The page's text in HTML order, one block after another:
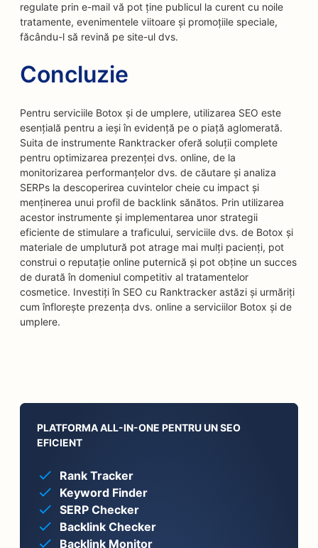
regulate prin e-mail vă pot ține publicul la curent cu noile
tratamente, evenimentele viitoare și promoțiile speciale,
făcându-l să revină pe site-ul dvs.
Concluzie
Pentru serviciile Botox și de umplere, utilizarea SEO este
esențială pentru a ieși în evidență pe o piață aglomerată.
Suita de instrumente Ranktracker oferă soluții complete
pentru optimizarea prezenței dvs. online, de la
monitorizarea performanțelor dvs. de căutare și analiza
SERPs la descoperirea cuvintelor cheie cu impact și
menținerea unui profil de backlink sănătos. Prin utilizarea
acestor instrumente și implementarea unor strategii
eficiente de stimulare a traficului, serviciile dvs. de Botox și
materiale de umplutură pot atrage mai mulți pacienți, pot
construi o reputație online puternică și pot obține un succes
de durată în domeniul competitiv al tratamentelor
cosmetice. Investiți în SEO cu Ranktracker astăzi și urmăriți
cum înflorește prezența dvs. online a serviciilor Botox și de
umplere.
PLATFORMA ALL-IN-ONE PENTRU UN SEO
EFICIENT
Rank Tracker
Keyword Finder
SERP Checker
Backlink Checker
Backlink Monitor